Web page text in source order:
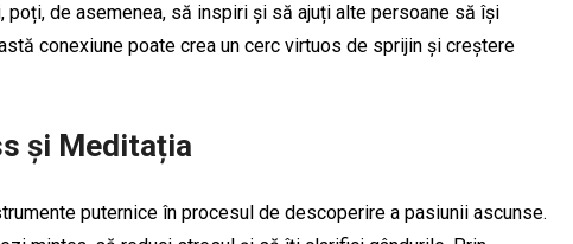
poți, de asemenea, să inspiri și să ajuți alte persoane să își
conexiune poate crea un cerc virtuos de sprijin și creștere
și Meditația
puternice în procesul de descoperire a pasiunii ascunse.